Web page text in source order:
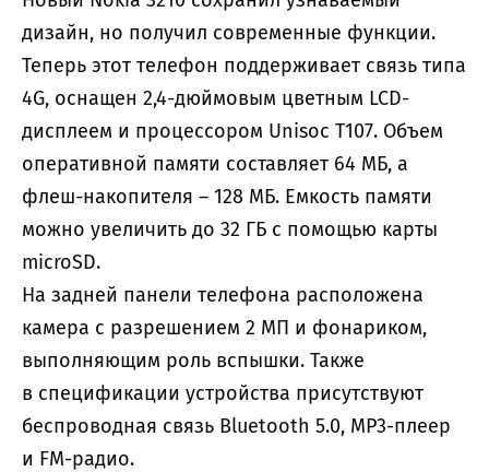
дизайн, но получил современные функции.
Теперь этот телефон поддерживает связь типа
4G, оснащен 2,4-дюймовым цветным LCD-
дисплеем и процессором Unisoc T107. Объем
оперативной памяти составляет 64 МБ, а
флеш-накопителя – 128 МБ. Емкость памяти
можно увеличить до 32 ГБ с помощью карты
microSD.
На задней панели телефона расположена
камера с разрешением 2 МП и фонариком,
выполняющим роль вспышки. Также
в спецификации устройства присутствуют
беспроводная связь Bluetooth 5.0, MP3-плеер
и FM-радио.